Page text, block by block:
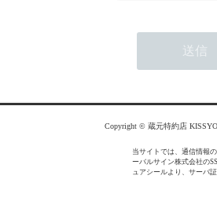
Copyright © 蔵元特約店 KISSYO
当サイトでは、通信情報
ーバルサイン株式会社の
ュアシールより、サーバ